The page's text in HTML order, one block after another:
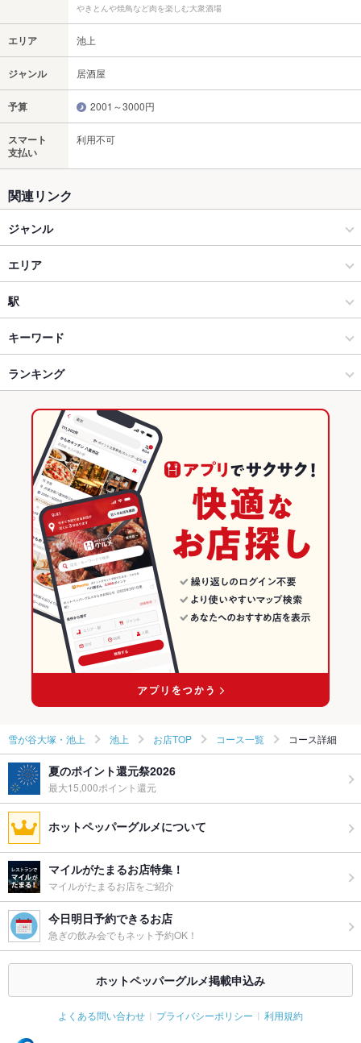
やきとんや焼鳥など肉を楽しむ大衆酒場
エリア 池上
ジャンル 居酒屋
予算 2001～3000円
スマート
支払い
利用不可
関連リンク
ジャンル
居酒屋
和風
雪が谷大塚・池上 × 居酒屋
雪が谷大塚・池上 × 和風
池上駅 × 居酒屋
池上駅 × 和風
焼き鳥・鶏料理
雪が谷大塚・池上 × 和食
雪が谷大塚・池上 × 焼き鳥・鶏料理
池上駅 × 和食
池上駅 × 焼き鳥・鶏料理
エリア
池上
池上 × 居酒屋
池上 × 和風
池上 × 和食
池上 × 焼き鳥・鶏料理
東京 × 居酒屋
東京 × 和風
東京 × 和食
東京 × 焼き鳥・鶏料理
駅
池上駅
千鳥町駅
武蔵新田駅
キーワード
焼きとん
ランキング
東京のグルメランキング
東京の居酒屋ランキング
雪が谷大塚・池上のグルメランキング
雪が谷大塚・池上の居酒屋ランキング
池上のグルメランキング
池上の居酒屋ランキング
雪が谷大塚・池上 池上 お店TOP コース一覧 コース詳細
夏のポイント還元祭2026
最大15,000ポイント還元
ホットペッパーグルメについて
マイルがたまるお店特集！
マイルがたまるお店をご紹介
今日明日予約できるお店
急ぎの飲み会でもネット予約OK！
ホットペッパーグルメ掲載申込み
よくある問い合わせ プライバシーポリシー 利用規約